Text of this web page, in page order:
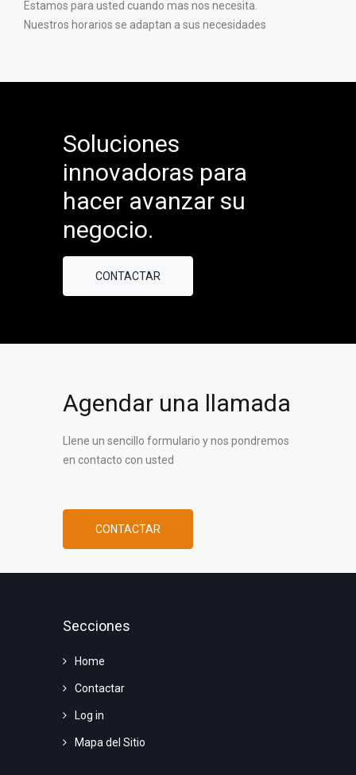
Estamos para usted cuando mas nos necesita.
Nuestros horarios se adaptan a sus necesidades
Soluciones
innovadoras para
hacer avanzar su
negocio.
CONTACTAR
Agendar una llamada
Llene un sencillo formulario y nos pondremos
en contacto con usted
CONTACTAR
Secciones
Home
Contactar
Log in
Mapa del Sitio